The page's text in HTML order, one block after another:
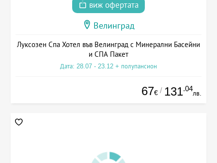
виж офертата
Велинград
Луксозен Спа Хотел във Велинград с Минерални Басейни
и СПА Пакет
Дата: 28.07 - 23.12 + полупансион
67€ / 131.04
лв.